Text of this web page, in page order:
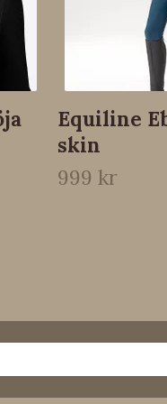
Equiline
skin
999 kr